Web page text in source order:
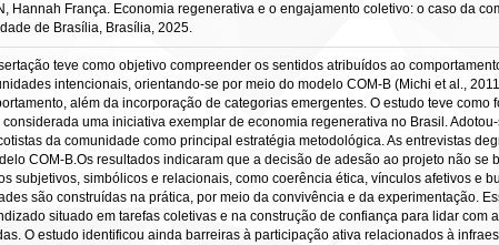
Hannah França. Economia regenerativa e o engajamento coletivo: o caso da
de Brasília, Brasília, 2025.
teve como objetivo compreender os sentidos atribuídos ao
intencionais, orientando-se por meio do modelo COM-B (Michi et al.,
além da incorporação de categorias emergentes. O estudo teve
considerada uma iniciativa exemplar de economia regenerativa no Brasil.
da comunidade como principal estratégia metodológica. As entrevistas
COM-B.Os resultados indicaram que a decisão de adesão ao projeto não
subjetivos, simbólicos e relacionais, como coerência ética, vínculos afetivos e
são construídas na prática, por meio da convivência e da experimentação.
situado em tarefas coletivas e na construção de confiança para lidar
O estudo identificou ainda barreiras à participação ativa relacionados à